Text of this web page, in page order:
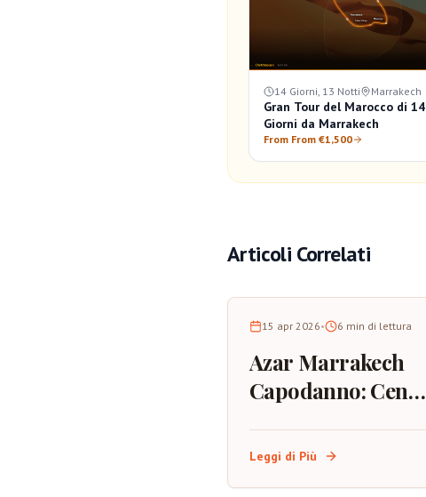
14 Giorni, 13 Notti Marrakech
Gran Tour del Marocco di 14
Giorni da Marrakech
From From €1,500
Articoli Correlati
15 apr 2026• 6 min di lettura
Azar Marrakech
Capodanno: Cena
Atmosfera e
Leggi di Più